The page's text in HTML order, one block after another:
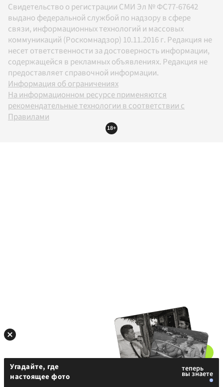
Свидетельство о регистрации СМИ Эл № ФС77-67642
выдано федеральной службой по надзору в сфере
связи, информационных технологий и массовых
коммуникаций (Роскомнадзор) 10.11.2016 г. Редакция не
несет ответственности за достоверность информации,
содержащейся в рекламных объявлениях. Редакция не
предоставляет справочной информации.
Информация об ограничениях
На информационном ресурсе применяются
рекомендательные технологии в соответствии с
Правилами
18+
Угадайте, где
настоящее фото